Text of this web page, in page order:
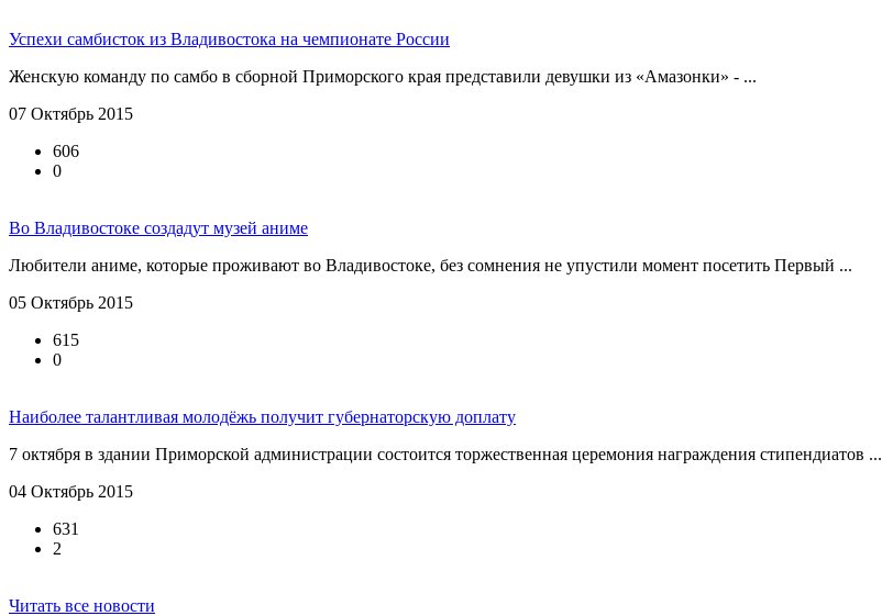
Успехи самбисток из Владивостока на чемпионате России
Женскую команду по самбо в сборной Приморского края представили девушки из «Амазонки» - ...
07 Октябрь 2015
606
0
Во Владивостоке создадут музей аниме
Любители аниме, которые проживают во Владивостоке, без сомнения не упустили момент посетить Первый ...
05 Октябрь 2015
615
0
Наиболее талантливая молодёжь получит губернаторскую доплату
7 октября в здании Приморской администрации состоится торжественная церемония награждения стипендиатов ...
04 Октябрь 2015
631
2
Читать все новости